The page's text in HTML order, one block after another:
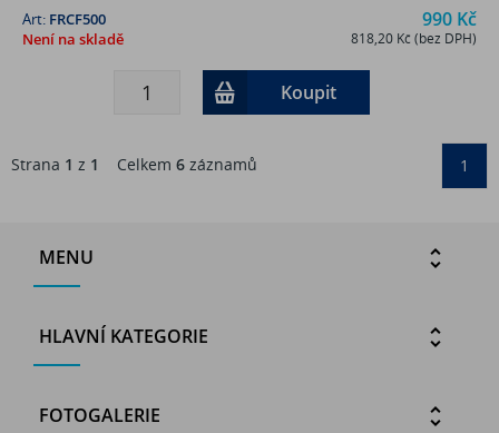
990 Kč
818,20 Kč (bez DPH)
Art: FRCF500
Není na skladě
Koupit
Strana 1 z 1 Celkem 6 záznamů 1
MENU
HLAVNÍ KATEGORIE
FOTOGALERIE